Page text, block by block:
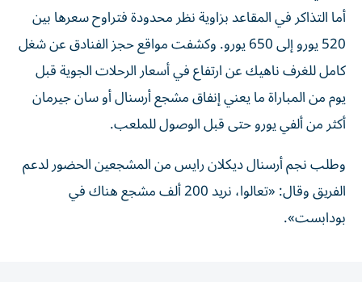
أما التذاكر في المقاعد بزاوية نظر محدودة فتراوح سعرها بين
520 يورو إلى 650 يورو. وكشفت مواقع حجز الفنادق عن شغل
كامل للغرف ناهيك عن ارتفاع في أسعار الرحلات الجوية قبل
يوم من المباراة ما يعني إنفاق مشجع أرسنال أو سان جيرمان
أكثر من ألفي يورو حتى قبل الوصول للملعب.
وطلب نجم أرسنال ديكلان رايس من المشجعين الحضور لدعم
الفريق وقال: «تعالوا، نريد 200 ألف مشجع هناك في
بودابست».